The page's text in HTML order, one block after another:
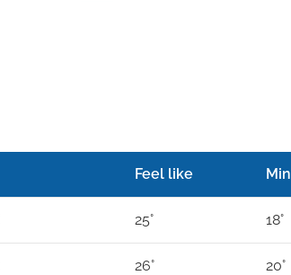
Feel like Min
25° 18°
26° 20°